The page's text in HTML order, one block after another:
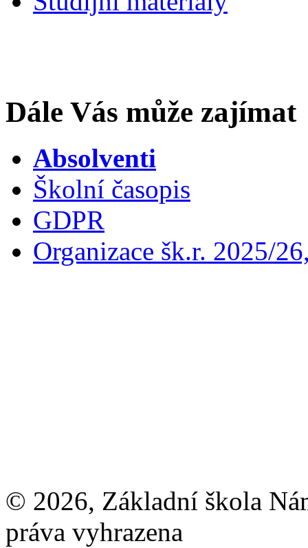
Dále Vás může zajímat
Absolventi
Školní časopis
GDPR
Organizace šk.r. 2025/
© 2026, Základní škola
práva vyhrazena